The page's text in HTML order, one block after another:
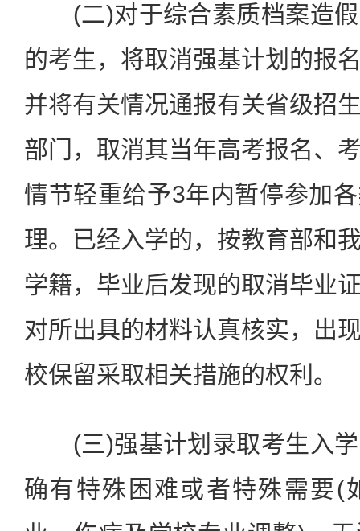
(二)对于综合素质档案造假
的考生，将取消强基计划的报
并将有关情况通报有关省级招
部门，取消其当年高考报名、
情节轻重给予3年内暂停参加
理。已经入学的，按教育部和
学籍，毕业后发现的取消毕业
对所出具的材料认真核实，出
校保留采取相关措施的权利。
(三)强基计划录取考生入学
确有特殊困难或者特殊需要(